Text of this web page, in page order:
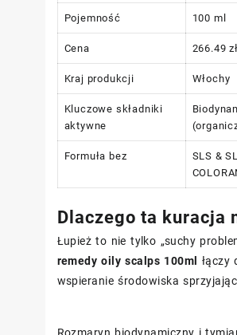
Pojemność 100 ml
Cena 266.49 zł
Kraj produkcji Włochy
Kluczowe składniki
aktywne
Formuła bez
SLS &
Dlaczego ta kuracja
Łupież to nie tylko „suchy
remedy oily scalps 100ml
łączy
wspieranie środowiska